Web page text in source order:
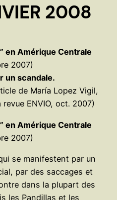
2008
en Amérique Centrale
2007)
un scandale.
de María Lopez Vigil,
ENVIO, oct. 2007)
en Amérique Centrale
2007)
se manifestent par un
par des saccages et
dans la plupart des
les Pandillas et les